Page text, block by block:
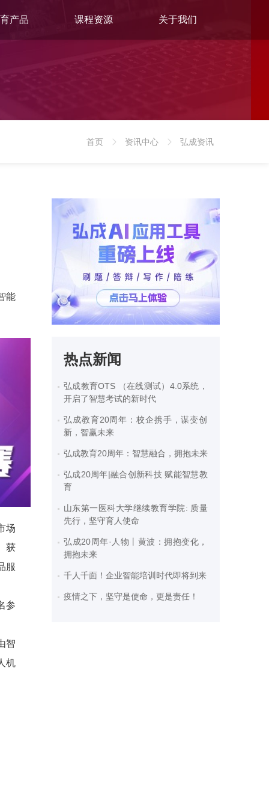
产品 课程资源 关于我们
首页
资讯中心
弘成资讯
能
场
获
服
参
智
机
热点新闻
弘成教育OTS （在线测试）4.0系统，
开启了智慧考试的新时代
弘成教育20周年：校企携手，谋变创
新，智赢未来
弘成教育20周年：智慧融合，拥抱未来
弘成20周年|融合创新科技 赋能智慧教
育
山东第一医科大学继续教育学院: 质量
先行，坚守育人使命
弘成20周年·人物丨黄波：拥抱变化，
拥抱未来
千人千面！企业智能培训时代即将到来
疫情之下，坚守是使命，更是责任！